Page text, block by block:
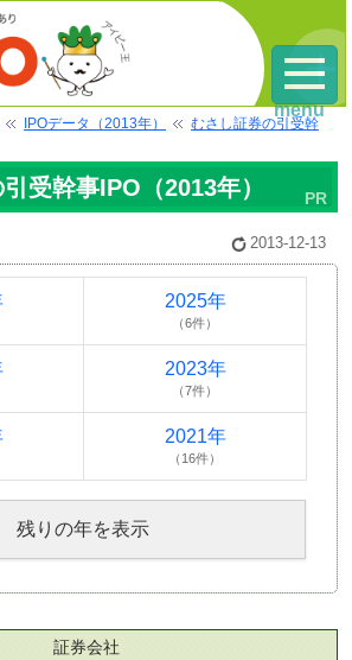
IPOデータ（2013年）
むさし証券の引受幹
受幹事IPO（2013年）
2013-12-13
2025年
（6件）
2023年
（7件）
2021年
（16件）
残りの年を表示
証券会社
menu